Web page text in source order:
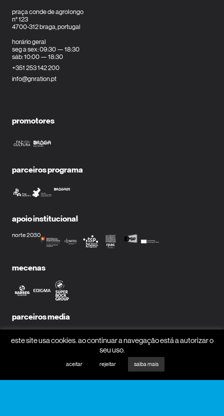
praça conde de agrolongo
n° 123
4700-312 braga, portugal
horário geral
seg a sex: 09:30 — 18:30
sáb: 10:00 — 18:30
+351 253 142 200
info@gnration.pt
promotores
parceiros programa
apoio institucional
norte 2030
mecenas
parceiros media
este site usa cookies. ao continuar a navegação está a autorizar o
seu uso.
aceitar rejeitar saiba mais